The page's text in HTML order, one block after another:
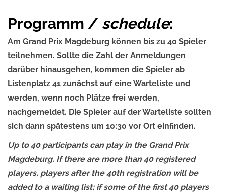
Programm / schedule:
Am Grand Prix Magdeburg können bis zu 40 Spieler
teilnehmen. Sollte die Zahl der Anmeldungen
darüber hinausgehen, kommen die Spieler ab
Listenplatz 41 zunächst auf eine Warteliste und
werden, wenn noch Plätze frei werden,
nachgemeldet. Die Spieler auf der Warteliste sollten
sich dann spätestens um 10:30 vor Ort einfinden.
Up to 40 participants can play in the Grand Prix
Magdeburg. If there are more than 40 registered
players, players after the 40th registration will be
added to a waiting list; if some of the first 40 players